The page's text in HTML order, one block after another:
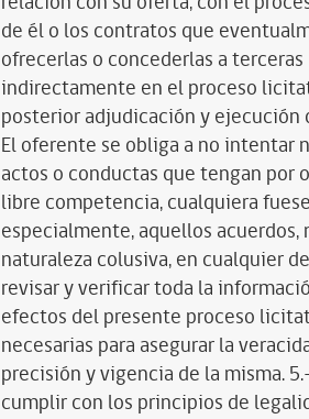
de él o los contratos que
ofrecerlas o concederlas a
indirectamente en el proceso
posterior adjudicación y ejecución
El oferente se obliga a no intentar
actos o conductas que tengan
libre competencia, cualquiera
especialmente, aquellos
naturaleza colusiva, en cualquier
revisar y verificar toda la
efectos del presente proceso
necesarias para asegurar la
precisión y vigencia de la misma.
cumplir con los principios de